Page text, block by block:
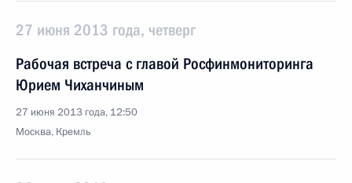
27 июня 2013 года, четверг
Рабочая встреча с главой Росфинмониторинга
Юрием Чиханчиным
27 июня 2013 года, 12:50
Москва, Кремль